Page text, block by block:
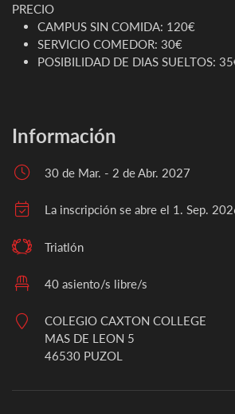
PRECIO
CAMPUS SIN COMIDA: 120€
SERVICIO COMEDOR: 30€
POSIBILIDAD DE DIAS SUELTOS:
Información
30 de Mar. - 2 de Abr. 2027
La inscripción se abre el 1. Sep.
Triatlón
40 asiento/s libre/s
COLEGIO CAXTON COLLEGE
MAS DE LEON 5
46530 PUZOL